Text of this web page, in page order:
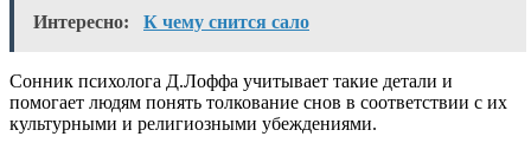
Интересно: К чему снится сало
Сонник психолога Д.Лоффа учитывает такие детали и
помогает людям понять толкование снов в соответствии с их
культурными и религиозными убеждениями.